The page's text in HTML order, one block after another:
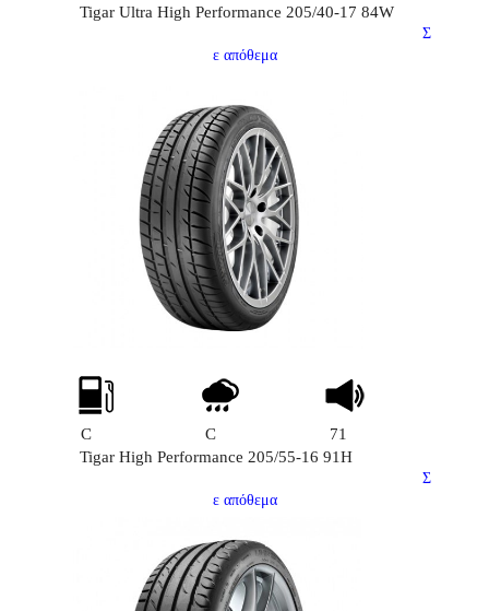
Tigar Ultra High Performance 205/40-17 84W
Σ
ε απόθεμα
C C
71
Tigar High Performance 205/55-16 91H
Σ
ε απόθεμα